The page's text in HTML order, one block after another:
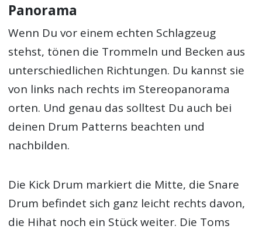
Panorama
Wenn Du vor einem echten Schlagzeug
stehst, tönen die Trommeln und Becken aus
unterschiedlichen Richtungen. Du kannst sie
von links nach rechts im Stereopanorama
orten. Und genau das solltest Du auch bei
deinen Drum Patterns beachten und
nachbilden.
Die Kick Drum markiert die Mitte, die Snare
Drum befindet sich ganz leicht rechts davon,
die Hihat noch ein Stück weiter. Die Toms